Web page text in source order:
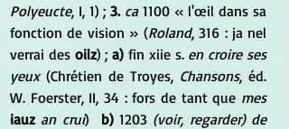
Polyeucte, I, 1) ; 3. ca 1100 « l'œil dans sa
fonction de vision » (Roland, 316 : ja nel
verrai des oilz) ; a) fin xiie s. en croire ses
yeux (Chrétien de Troyes, Chansons, éd.
W. Foerster, II, 34 : fors de tant que mes
iauz an crui) b) 1203 (voir, regarder) de